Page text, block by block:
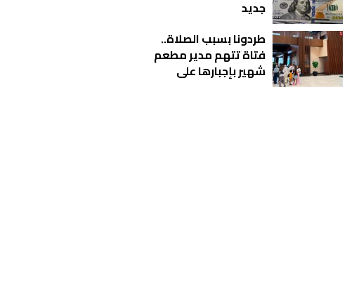
جديد
طردونا بسبب الصلاة..
فتاة تتهم مدير مطعم
شهير بإجبارها على